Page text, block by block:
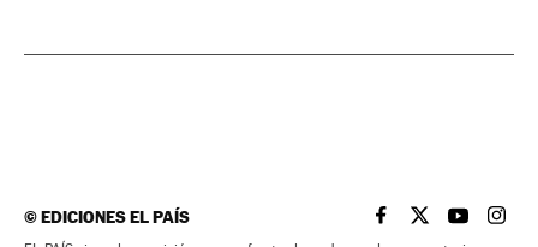
©EDICIONES EL PAÍS EL PAÍS BRASIL EN
EL PAÍSEL PAÍS
EL